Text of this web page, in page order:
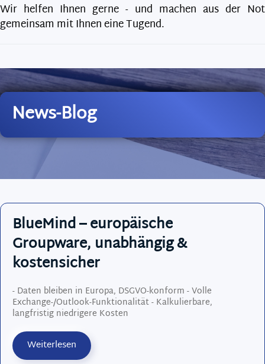
Wir helfen Ihnen gerne - und machen aus der Not
gemeinsam mit Ihnen eine Tugend.
News-Blog
BlueMind – europäische
Groupware, unabhängig &
kostensicher
- Daten bleiben in Europa, DSGVO-konform - Volle
Exchange-/Outlook-Funktionalität - Kalkulierbare,
langfristig niedrigere Kosten
Weiterlesen